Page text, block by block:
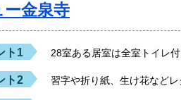
金泉寺
ト1 28室ある居室は全室トイレ
ト2 習字や折り紙、生け花など